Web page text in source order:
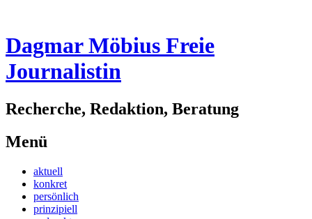
Dagmar Möbius Freie
Journalistin
Recherche, Redaktion, Beratung
Menü
Zum
Inhalt
springen
aktuell
konkret
persönlich
prinzipiell